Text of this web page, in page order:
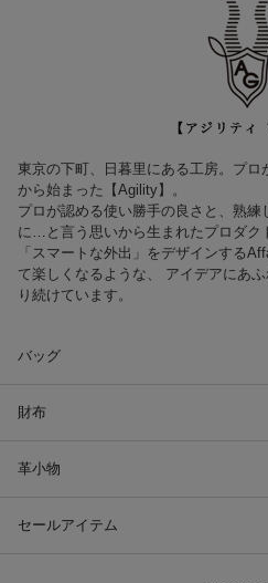
東京の下町、日暮里にある工房。プ
から始まった【Agility】。
プロが認める使い勝手の良さと、熟
に…と言う思いから生まれたプロダク
「スマートな外出」をデザインする
て楽しくなるような、 アイデアにあ
り続けています。
バッグ
財布
革小物
セールアイテム